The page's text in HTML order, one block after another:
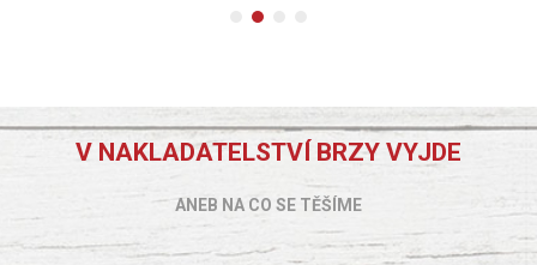
V NAKLADATELSTVÍ BRZY VYJDE
ANEB NA CO SE TĚŠÍME